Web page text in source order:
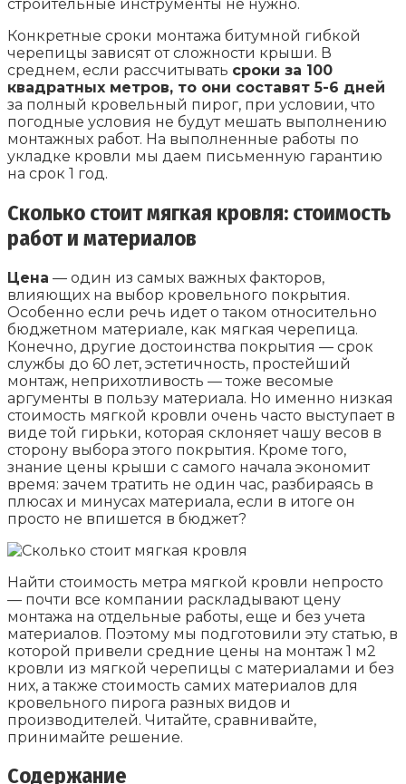
строительные инструменты не нужно.
Конкретные сроки монтажа битумной гибкой
черепицы зависят от сложности крыши. В
среднем, если рассчитывать сроки за 100
квадратных метров, то они составят 5-6 дней
за полный кровельный пирог, при условии, что
погодные условия не будут мешать выполнению
монтажных работ. На выполненные работы по
укладке кровли мы даем письменную гарантию
на срок 1 год.
Сколько стоит мягкая кровля: стоимость
работ и материалов
Цена — один из самых важных факторов,
влияющих на выбор кровельного покрытия.
Особенно если речь идет о таком относительно
бюджетном материале, как мягкая черепица.
Конечно, другие достоинства покрытия — срок
службы до 60 лет, эстетичность, простейший
монтаж, неприхотливость — тоже весомые
аргументы в пользу материала. Но именно низкая
стоимость мягкой кровли очень часто выступает в
виде той гирьки, которая склоняет чашу весов в
сторону выбора этого покрытия. Кроме того,
знание цены крыши с самого начала экономит
время: зачем тратить не один час, разбираясь в
плюсах и минусах материала, если в итоге он
просто не впишется в бюджет?
Найти стоимость метра мягкой кровли непросто
— почти все компании раскладывают цену
монтажа на отдельные работы, еще и без учета
материалов. Поэтому мы подготовили эту статью, в
которой привели средние цены на монтаж 1 м2
кровли из мягкой черепицы с материалами и без
них, а также стоимость самих материалов для
кровельного пирога разных видов и
производителей. Читайте, сравнивайте,
принимайте решение.
Содержание